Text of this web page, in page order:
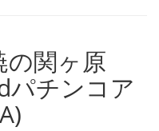
の関ヶ原
パチンコア